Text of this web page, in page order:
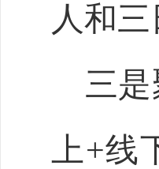
人和
三
上+